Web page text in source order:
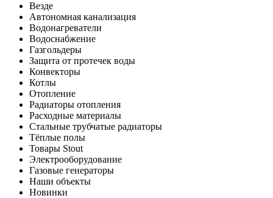
Везде
Автономная канализация
Водонагреватели
Водоснабжение
Газгольдеры
Защита от протечек воды
Конвекторы
Котлы
Отопление
Радиаторы отопления
Расходные материалы
Стальные трубчатые радиаторы
Тёплые полы
Товары Stout
Электрооборудование
Газовые генераторы
Наши объекты
Новинки